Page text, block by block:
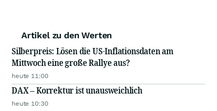
Artikel zu den Werten
Silberpreis: Lösen die US-Inflationsdaten am
Mittwoch eine große Rallye aus?
heute 11:00
DAX – Korrektur ist unausweichlich
heute 10:30